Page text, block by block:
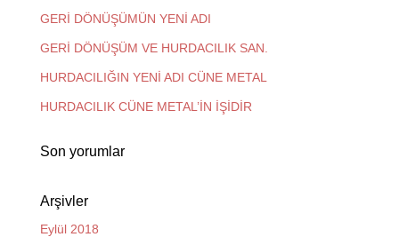
GERİ DÖNÜŞÜMÜN YENİ ADI
GERİ DÖNÜŞÜM VE HURDACILIK SAN.
HURDACILIĞIN YENİ ADI CÜNE METAL
HURDACILIK CÜNE METAL’İN İŞİDİR
Son yorumlar
Arşivler
Eylül 2018